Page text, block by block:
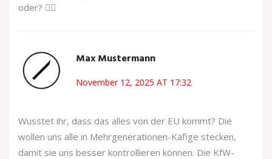
oder? 🤷‍♂️
Max Mustermann
November 12, 2025 AT 17:32
Wusstet ihr, dass das alles von der EU kommt? Die
wollen uns alle in Mehrgenerationen-Käfige stecken,
damit sie uns besser kontrollieren können. Die KfW-